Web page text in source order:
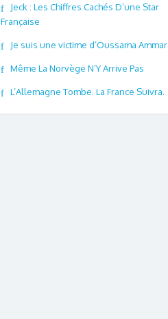
Jeck : Les Chiffres Cachés D’une Star
Française
Je suis une victime d’Oussama Ammar
Même La Norvège N’Y Arrive Pas
L’Allemagne Tombe. La France Suivra.